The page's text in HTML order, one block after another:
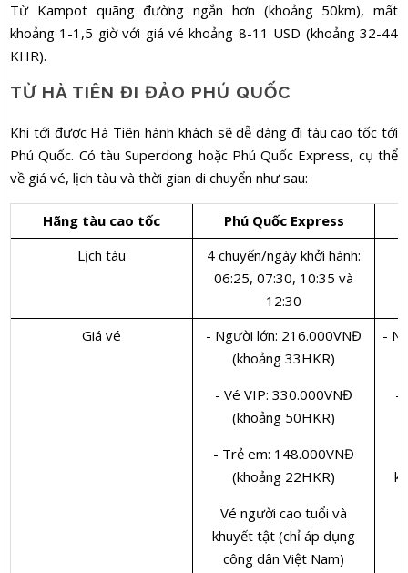
Từ Kampot quãng đường ngắn hơn (khoảng 50km), mất
khoảng 1-1,5 giờ với giá vé khoảng 8-11 USD (khoảng 32-44
KHR).
TỪ HÀ TIÊN ĐI ĐẢO PHÚ QUỐC
Khi tới được Hà Tiên hành khách sẽ dễ dàng đi tàu cao tốc tới
Phú Quốc. Có tàu Superdong hoặc Phú Quốc Express, cụ thể
về giá vé, lịch tàu và thời gian di chuyển như sau:
Hãng tàu cao tốc
Phú Quốc Express
Lịch tàu
4 chuyến/ngày khởi hành:
06:25, 07:30, 10:35 và
12:30
Giá vé
- Người lớn: 216.000VNĐ
(khoảng 33HKR)
- Vé VIP: 330.000VNĐ
(khoảng 50HKR)
- Trẻ em: 148.000VNĐ
(khoảng 22HKR)
Vé người cao tuổi và
khuyết tật (chỉ áp dụng
công dân Việt Nam)
-
-